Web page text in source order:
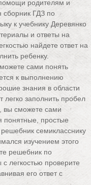
родителям и
ГДЗ по
к учебнику Деревянко
и ответы на
найдете ответ на
ребенку.
сами понять
к выполнению
знания в области
легко заполнить пробел
вы сможете сами
понятные, простые
семикласснику
изучением этого
решебник по
с легкостью проверите
его ответ с